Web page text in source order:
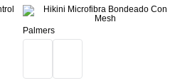
Palmers